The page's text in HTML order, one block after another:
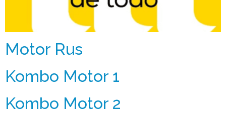
Motor Rus
Kombo Motor 1
Kombo Motor 2